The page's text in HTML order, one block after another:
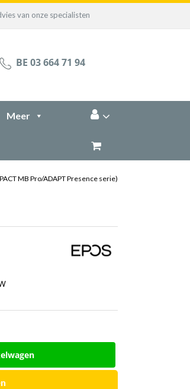
van onze specialisten
BE 03 664 71 94
Meer
MB Pro/ADAPT Presence serie)